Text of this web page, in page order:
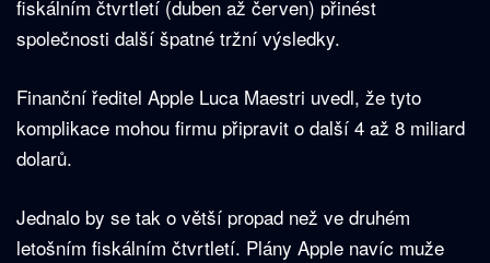
fiskálním čtvrtletí (duben až červen) přinést
společnosti další špatné tržní výsledky.
Finanční ředitel Apple Luca Maestri uvedl, že tyto
komplikace mohou firmu připravit o další 4 až 8 miliard
dolarů.
Jednalo by se tak o větší propad než ve druhém
letošním fiskálním čtvrtletí. Plány Apple navíc muže